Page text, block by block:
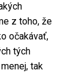
z toho, že
očakávať,
tých
tak